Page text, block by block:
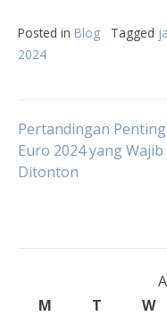
Posted in Blog Tagged
2024
Post
navigation
Pertandingan Penting
Euro 2024 yang Wajib
Ditonton
M
T W